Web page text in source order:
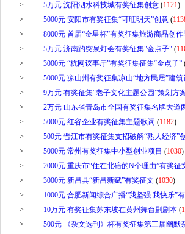
>
5万元 沈阳泗水科技城有奖征集创意 (1121)
>
5000元 安阳市有奖征集“可旺明天”创意 (
>
8000元 首届“金星杯”有奖征集旅游商品创
>
5万元 济南趵突泉灯会有奖征集"金点子" (
>
3000元 “杭网议事厅”有奖征集征集“金点子”
>
5000元 凉山州有奖征集凉山“地方民居”建
>
9万元 有奖征集“老子文化主题公园”策划方
>
2万元 山东省青岛市全国有奖征集名牌大道
>
5000元 红谷企业有奖征集主题歌词 (1182)
>
500元 晋江市有奖征集支招破解“熟人经济”
>
5000元 常州有奖征集中小型创业项目 (1030)
>
2000元 重庆市“住在北碚的N个理由”有奖征
>
3000元 新昌县“新昌新赋”有奖征文 (1030)
>
1000元 合肥新闻综合广播“我坚强 我快乐”
>
10万元 有奖征集苏东坡在黄州舞台剧剧本 (
>
500元 《杂文选刊》杯有奖征集第三届幽默